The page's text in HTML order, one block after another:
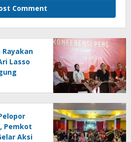
Lasso
Pemkot
Aksi